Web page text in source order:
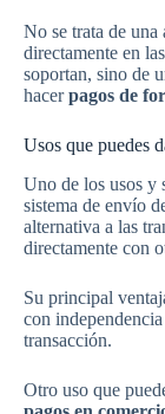
No se trata de una
directamente en
soportan, sino de
hacerpagos de
Usos que puedes
Uno de los usos y
sistema de envío
alternativa a las
directamente con
Su principal
con
transacción.
Otro uso que